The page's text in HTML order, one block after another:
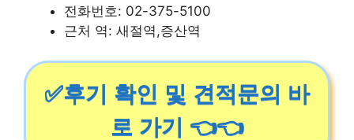
전화번호: 02-375-5100
근처 역: 새절역,증산역
✅후기 확인 및 견적문의 바
로 가기 👈👈